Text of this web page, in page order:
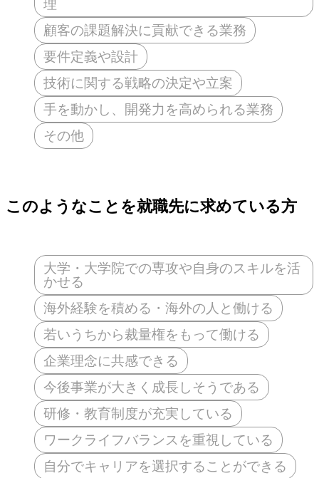
理
顧客の課題解決に貢献できる業務
要件定義や設計
技術に関する戦略の決定や立案
手を動かし、開発力を高められる業務
その他
このようなことを就職先に求めている方
大学・大学院での専攻や自身のスキルを活
かせる
海外経験を積める・海外の人と働ける
若いうちから裁量権をもって働ける
企業理念に共感できる
今後事業が大きく成長しそうである
研修・教育制度が充実している
ワークライフバランスを重視している
自分でキャリアを選択することができる